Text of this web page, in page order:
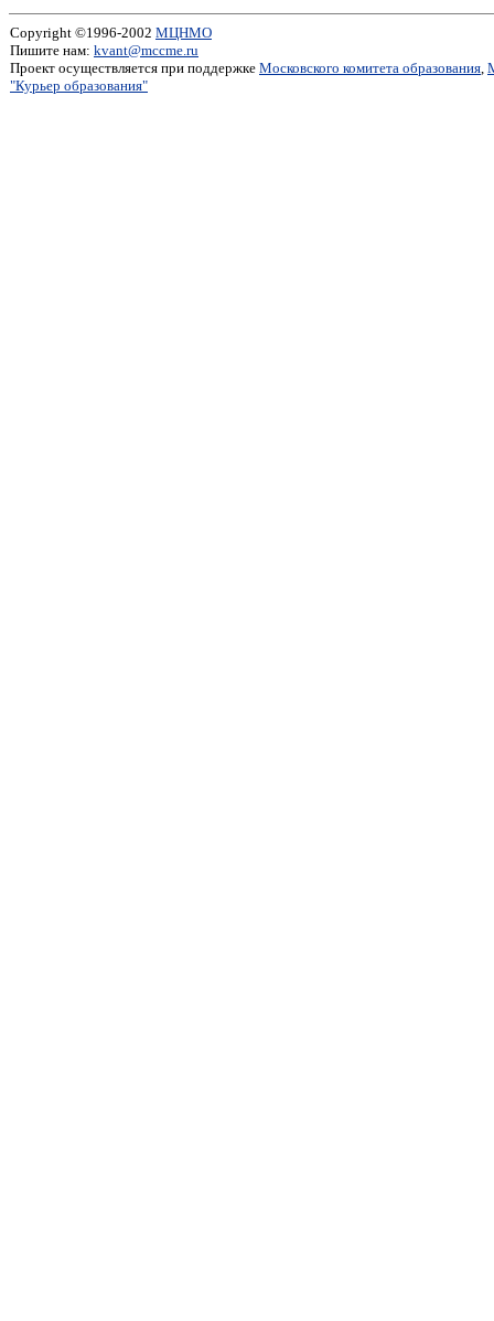
Copyright ©1996-2002 МЦНМО
Пишите нам: kvant@mccme.ru
Проект осуществляется при поддержке Московского комитета образования,
"Курьер образования"